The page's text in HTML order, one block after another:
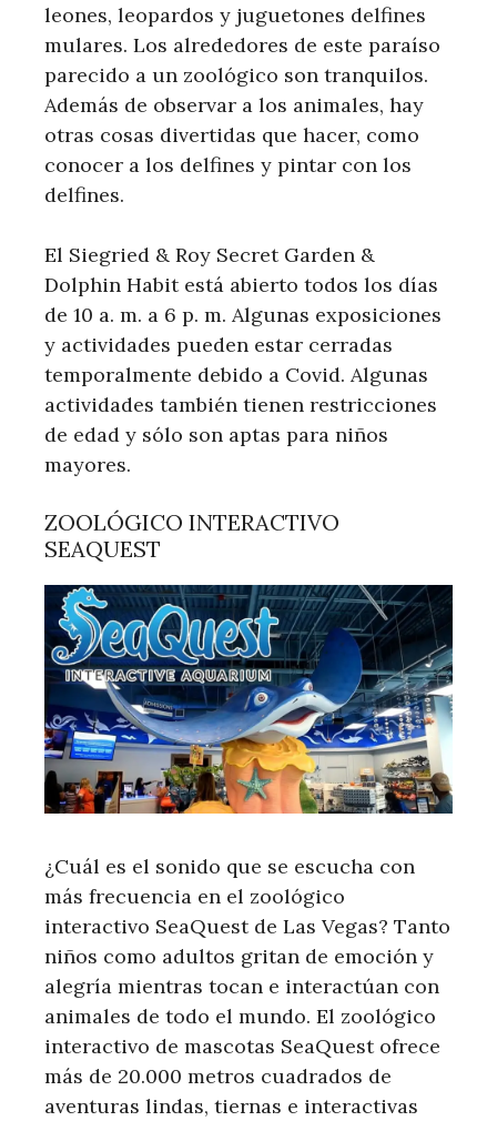
leones, leopardos y juguetones delfines
mulares. Los alrededores de este paraíso
parecido a un zoológico son tranquilos.
Además de observar a los animales, hay
otras cosas divertidas que hacer, como
conocer a los delfines y pintar con los
delfines.
El Siegried & Roy Secret Garden &
Dolphin Habit está abierto todos los días
de 10 a. m. a 6 p. m. Algunas exposiciones
y actividades pueden estar cerradas
temporalmente debido a Covid. Algunas
actividades también tienen restricciones
de edad y sólo son aptas para niños
mayores.
ZOOLÓGICO INTERACTIVO
SEAQUEST
¿Cuál es el sonido que se escucha con
más frecuencia en el zoológico
interactivo SeaQuest de Las Vegas? Tanto
niños como adultos gritan de emoción y
alegría mientras tocan e interactúan con
animales de todo el mundo. El zoológico
interactivo de mascotas SeaQuest ofrece
más de 20.000 metros cuadrados de
aventuras lindas, tiernas e interactivas